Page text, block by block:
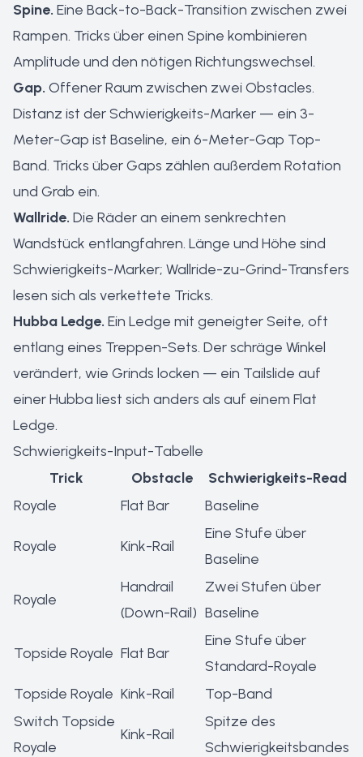
Spine. Eine Back-to-Back-Transition zwischen zwei
Rampen. Tricks über einen Spine kombinieren
Amplitude und den nötigen Richtungswechsel.
Gap. Offener Raum zwischen zwei Obstacles.
Distanz ist der Schwierigkeits-Marker — ein 3-
Meter-Gap ist Baseline, ein 6-Meter-Gap Top-
Band. Tricks über Gaps zählen außerdem Rotation
und Grab ein.
Wallride. Die Räder an einem senkrechten
Wandstück entlangfahren. Länge und Höhe sind
Schwierigkeits-Marker; Wallride-zu-Grind-Transfers
lesen sich als verkettete Tricks.
Hubba Ledge. Ein Ledge mit geneigter Seite, oft
entlang eines Treppen-Sets. Der schräge Winkel
verändert, wie Grinds locken — ein Tailslide auf
einer Hubba liest sich anders als auf einem Flat
Ledge.
Schwierigkeits-Input-Tabelle
Trick
Obstacle
Schwierigkeits-Read
Royale
Flat Bar Baseline
Royale Kink-Rail
Eine Stufe über
Baseline
Royale
Handrail
(Down-Rail)
Zwei Stufen über
Baseline
Topside Royale Flat Bar
Eine Stufe über
Standard-Royale
Topside Royale Kink-Rail
Top-Band
Switch Topside
Royale
Kink-Rail
Spitze des
Schwierigkeitsbandes